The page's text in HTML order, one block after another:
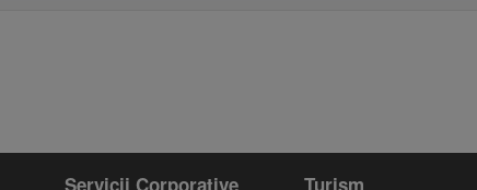
Servicii Corporative Turism